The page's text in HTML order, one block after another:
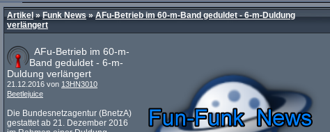
Artikel»Funk News»AFu-Betrieb im 60-m-Band geduldet - 6-m-Duldung
verlängert
AFu-Betrieb im 60-m-
Band geduldet - 6-m-
Duldung verlängert
21.12.2016 von 13HN3010
Beetlejuice
Die Bundesnetzagentur (BnetzA)
gestattet ab 21. Dezember 2016